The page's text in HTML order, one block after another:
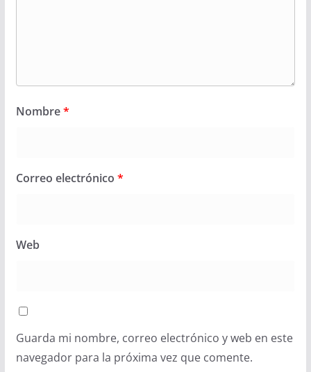
Nombre*
Correo electrónico *
Web
Guarda mi nombre, correo electrónico y web en este
navegador para la próxima vez que comente.